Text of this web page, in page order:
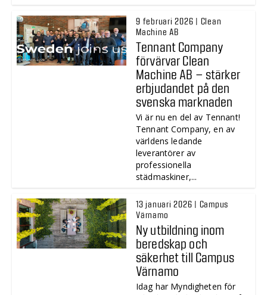
9 februari 2026 | Clean
Machine AB
Tennant Company
förvärvar Clean
Machine AB – stärker
erbjudandet på den
svenska marknaden
Vi är nu en del av Tennant!
Tennant Company, en av
världens ledande
leverantörer av
professionella
städmaskiner,...
13 januari 2026 | Campus
Värnamo
Ny utbildning inom
beredskap och
säkerhet till Campus
Värnamo
Idag har Myndigheten för